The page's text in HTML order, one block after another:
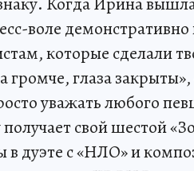
воле
которые сделали
громче, глаза
уважать любого
получает свой шестой
в дуэте с «НЛО» и